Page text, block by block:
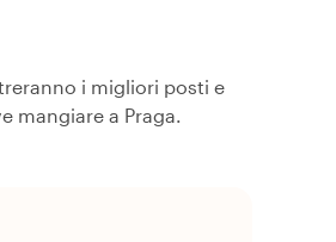
i migliori posti e
mangiare a Praga.